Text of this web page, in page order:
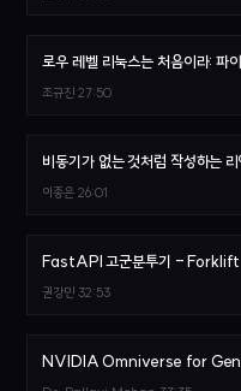
로우 레벨 리눅스는 처음이라: 파
조규진 27:50
비동기가 없는 것처럼 작성하는
이종은 26:01
FastAPI 고군분투기 - Forklift
권강민 32:53
NVIDIA Omniverse for